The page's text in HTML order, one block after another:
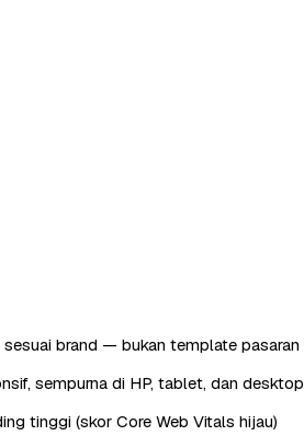
brand — bukan template pasaran
sempurna di HP, tablet, dan desktop
tinggi (skor Core Web Vitals hijau)